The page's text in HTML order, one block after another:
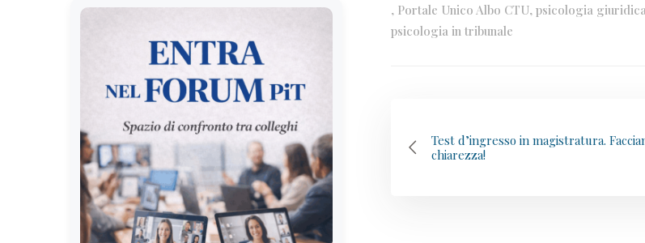
, Portale Unico Albo CTU, psicologia giuridica
psicologia in tribunale
Test d’ingresso in magistratura.
chiarezza!